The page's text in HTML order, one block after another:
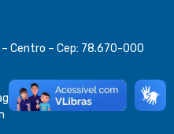
– Centro – Cep: 78.670-000